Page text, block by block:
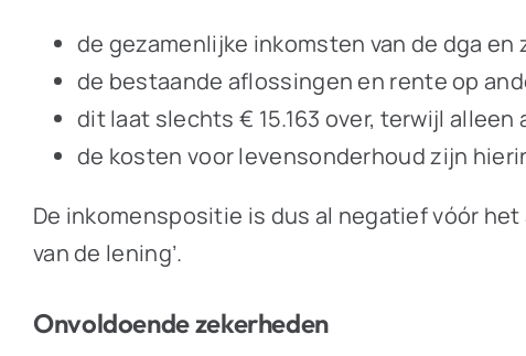
de gezamenlijke inkomsten van de dga
de bestaande aflossingen en rente op
dit laat slechts € 15.163 over, terwijl
de kosten voor levensonderhoud zijn
De inkomenspositie is dus al negatief vóór
van de lening’.
Onvoldoende zekerheden